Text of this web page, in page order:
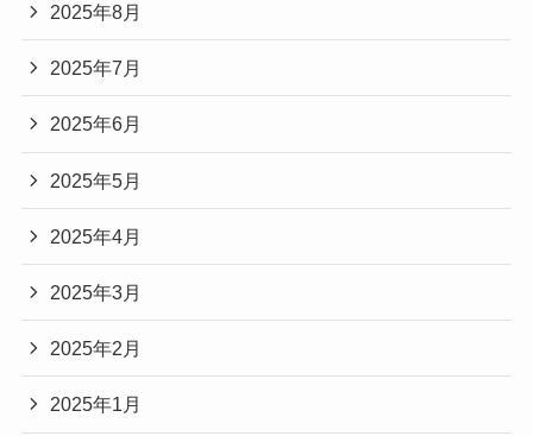
2025年8月
2025年7月
2025年6月
2025年5月
2025年4月
2025年3月
2025年2月
2025年1月